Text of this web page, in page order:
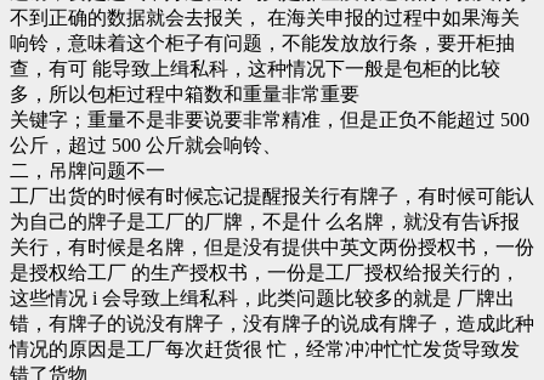
不到正确的数据就会去报关， 在海关申报的过程中如果海关
响铃，意味着这个柜子有问题，不能发放放行条，要开柜抽
查，有可 能导致上缉私科，这种情况下一般是包柜的比较
多，所以包柜过程中箱数和重量非常重要
关键字；重量不是非要说要非常精准，但是正负不能超过 500
公斤，超过 500 公斤就会响铃、
二，吊牌问题不一
工厂出货的时候有时候忘记提醒报关行有牌子，有时候可能认
为自己的牌子是工厂的厂牌，不是什 么名牌，就没有告诉报
关行，有时候是名牌，但是没有提供中英文两份授权书，一份
是授权给工厂 的生产授权书，一份是工厂授权给报关行的，
这些情况 i 会导致上缉私科，此类问题比较多的就是 厂牌出
错，有牌子的说没有牌子，没有牌子的说成有牌子，造成此种
情况的原因是工厂每次赶货很 忙，经常冲冲忙忙发货导致发
错了货物